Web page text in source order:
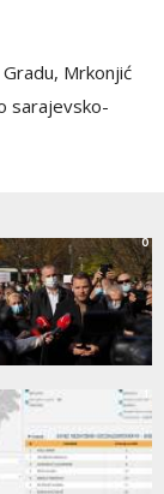
Mrkonjić
sarajevsko-
0
1